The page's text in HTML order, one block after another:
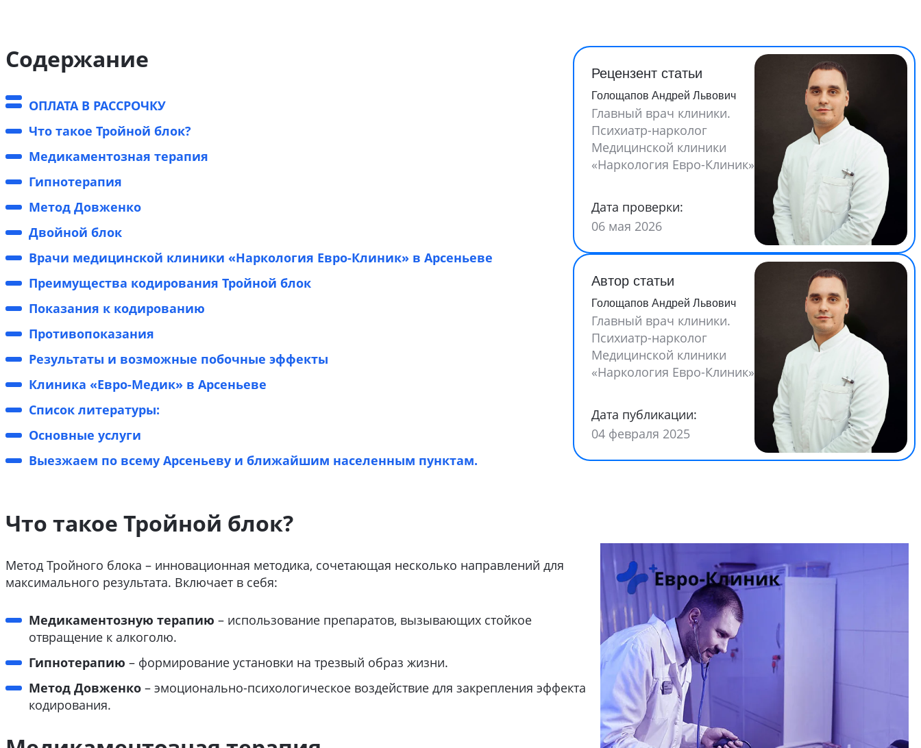
Рецензент статьи
Голощапов Андрей Львович
Главный врач клиники.
Психиатр-нарколог
Медицинской клиники
«Наркология Евро-Клиник»
Дата проверки:
06 мая 2026
Автор статьи
Голощапов Андрей Львович
Главный врач клиники.
Психиатр-нарколог
Медицинской клиники
«Наркология Евро-Клиник»
Дата публикации:
04 февраля 2025
Содержание
ОПЛАТА В РАССРОЧКУ
Что такое Тройной блок?
Медикаментозная терапия
Гипнотерапия
Метод Довженко
Двойной блок
Врачи медицинской клиники «Наркология Евро-Клиник» в Арсеньеве
Преимущества кодирования Тройной блок
Показания к кодированию
Противопоказания
Результаты и возможные побочные эффекты
Клиника «Евро-Медик» в Арсеньеве
Список литературы:
Основные услуги
Выезжаем по всему Арсеньеву и ближайшим населенным пунктам.
Что такое Тройной блок?
Метод Тройного блока – инновационная методика, сочетающая несколько направлений для
максимального результата. Включает в себя:
Медикаментозную терапию – использование препаратов, вызывающих стойкое
отвращение к алкоголю.
Гипнотерапию – формирование установки на трезвый образ жизни.
Метод Довженко – эмоционально-психологическое воздействие для закрепления эффекта
кодирования.